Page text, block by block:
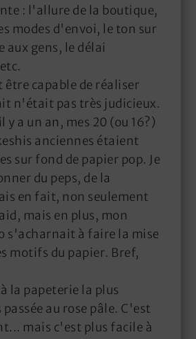
: l'allure de la boutique,
modes d'envoi, le ton sur
aux gens, le délai
capable de réaliser
n'était pas très judicieux.
a un an, mes 20 (ou 16?)
anciennes étaient
sur fond de papier pop. Je
du peps, de la
en fait, non seulement
mais en plus, mon
s'acharnait à faire la mise
motifs du papier. Bref,
la papeterie la plus
au rose pâle. C'est
mais c'est plus facile à